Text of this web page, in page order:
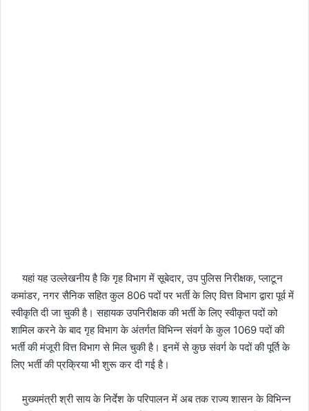
यहां यह उल्लेखनीय है कि गृह विभाग में सूबेदार, उप पुलिस निरीक्षक, प्लाटून
कमांडर, नगर सैनिक सहित कुल 806 पदों पर भर्ती के लिए वित्त विभाग द्वारा पूर्व में
स्वीकृति दी जा चुकी है। सहायक उपनिरीक्षक की भर्ती के लिए स्वीकृत पदों को
शामिल करने के बाद गृह विभाग के अंतर्गत विभिन्न संवर्ग के कुल 1069 पदों की
भर्ती की मंजूरी वित्त विभाग से मिल चुकी है। इनमें से कुछ संवर्ग के पदों की पूर्ति के
लिए भर्ती की प्रक्रिया भी शुरू कर दी गई है।
मुख्यमंत्री श्री साय के निर्देश के परिपालन में अब तक राज्य शासन के विभिन्न